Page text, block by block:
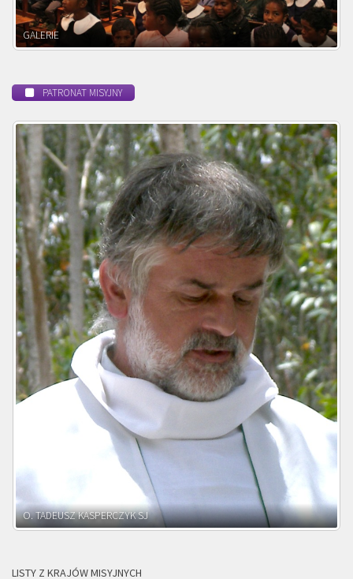
POWOŁANIE MISYJNE
PATRONAT MISYJNY
O. ADNRZEJ LEŚNIARA SJ
LISTY Z KRAJÓW MISYJNYCH